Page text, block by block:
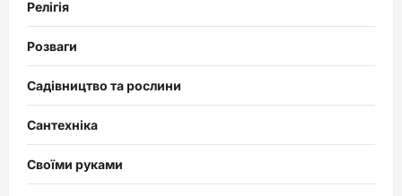
Релігія
Розваги
Садівництво та рослини
Сантехніка
Своїми руками